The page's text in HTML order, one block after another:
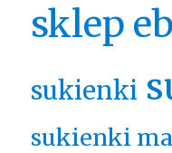
sklep
sukienki
sukienki